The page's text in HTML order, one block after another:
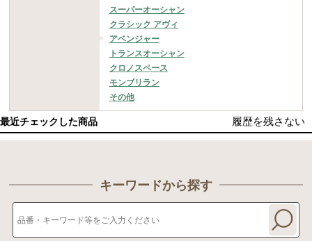
スーパーオーシャン
クラシック アヴィ
アベンジャー
トランスオーシャン
クロノスペース
モンブリラン
その他
最近チェックした商品 履歴を残さない
キーワードから探す